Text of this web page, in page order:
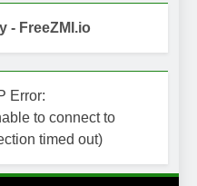
- FreeZMI.io
Error:
to connect to
timed out)